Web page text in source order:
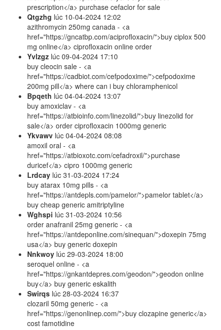
prescription</a> purchase cefaclor for sale
Qtgzhg lúc 10-04-2024 12:02
azithromycin 250mg canada - <a
href="https://gncatbp.com/aciprofloxacin/">buy ciplox 500
mg online</a> ciprofloxacin online order
Yvlzgz lúc 09-04-2024 17:10
buy cleocin sale - <a
href="https://cadbiot.com/cefpodoxime/">cefpodoxime
200mg pill</a> where can i buy chloramphenicol
Bpqeth lúc 04-04-2024 13:07
buy amoxiclav - <a
href="https://atbioinfo.com/linezolid/">buy linezolid for
sale</a> order ciprofloxacin 1000mg generic
Ykvawv lúc 04-04-2024 08:08
amoxil oral - <a
href="https://atbioxotc.com/cefadroxil/">purchase
duricef</a> cipro 1000mg generic
Lrdcay lúc 31-03-2024 17:24
buy atarax 10mg pills - <a
href="https://antdepls.com/pamelor/">pamelor tablet</a>
buy cheap generic amitriptyline
Wghspi lúc 31-03-2024 10:56
order anafranil 25mg generic - <a
href="https://antdeponline.com/sinequan/">doxepin 75mg
usa</a> buy generic doxepin
Nnkwoy lúc 29-03-2024 18:00
seroquel online - <a
href="https://gnkantdepres.com/geodon/">geodon online
buy</a> buy generic eskalith
Swirqs lúc 28-03-2024 16:37
clozaril 50mg generic - <a
href="https://genonlinep.com/">buy clozapine generic</a>
cost famotidine